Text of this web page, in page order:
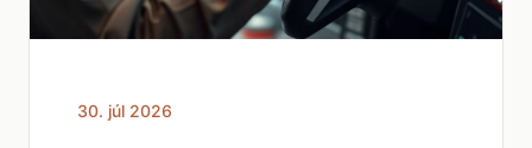
30. júl 2026